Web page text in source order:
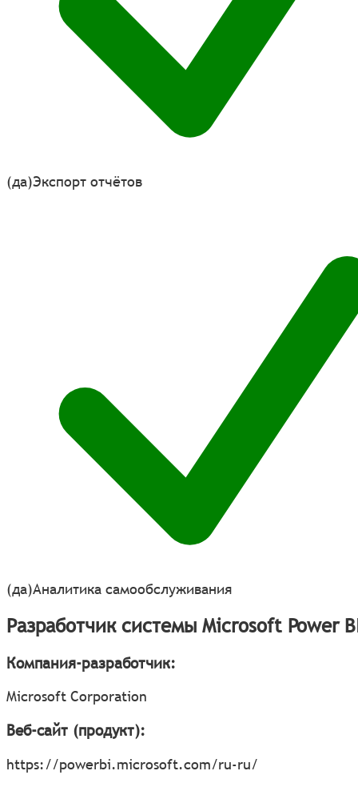
(да)Экспорт отчётов
(да)Аналитика самообслуживания
Разработчик системы Microsoft Power
Компания-разработчик:
Microsoft Corporation
Веб-сайт (продукт):
https://powerbi.microsoft.com/ru-ru/